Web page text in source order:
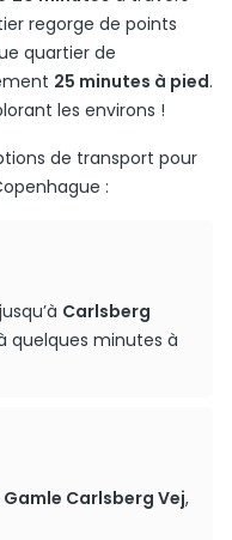
regorge de points
quartier de
25 minutes à pied.
les environs !
de transport pour
:
jusqu’à Carlsberg
quelques minutes à
Gamle Carlsberg Vej,